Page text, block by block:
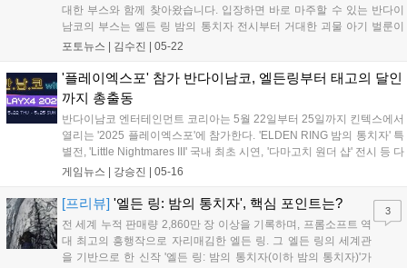
대한 부스와 함께 찾아왔습니다. 입장하면 바로 마주할 수 있는 반다이
남코의 부스는 엘든 링 밤의 통치자 전시부터 거대한 괴물 아기 벌룬이
눈길을 사로잡는 리틀 나이트메어3 체험 존, 화사함과 귀여움으로 무장
가득 채워졌습...
포토뉴스 | 김수진 05-22
'플레이엑스포' 참가 반다이남코, 엘든링부터 태고의 달인
까지 총출동
반다이남코 엔터테인먼트 코리아는 5월 22일부터 25일까지 킨텍스에서
열리는 '2025 플레이엑스포'에 참가한다. 'ELDEN RING 밤의 통치자' 특
별전, 'Little Nightmares III' 국내 최초 시연, '다마고치 원더 샵' 전시 등 다
양한 체험존과 이벤트가 마련된다. '태고의 달인' 스탬프 랠리, PAC-MAN
는 게임 타이틀 및 굿즈 한정 판매와 IP 라이선스 상담도 가능하다....
게임뉴스 | 강승진 05-16
[프리뷰] '엘든 링: 밤의 통치자', 핵심 포인트는?
전 세계 누적 판매량 2,860만 장 이상을 기록하며, 프롬소프트 역
대 최고의 흥행작으로 자리매김한 엘든 링. 그 엘든 링의 세계관
을 기반으로 한 신작 '엘든 링: 밤의 통치자(이하 밤의 통치자)'가
3